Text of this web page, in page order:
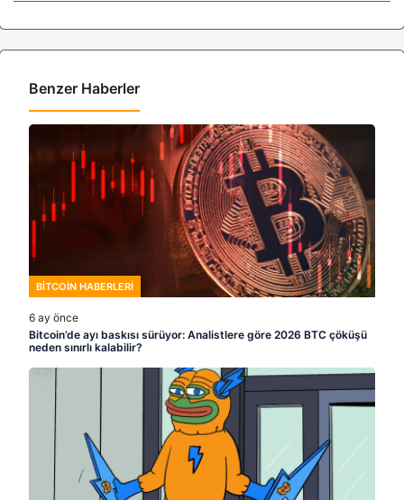
Benzer Haberler
BITCOIN HABERLERI
6 ay önce
Bitcoin’de ayı baskısı sürüyor: Analistlere göre 2026 BTC çöküşü
neden sınırlı kalabilir?